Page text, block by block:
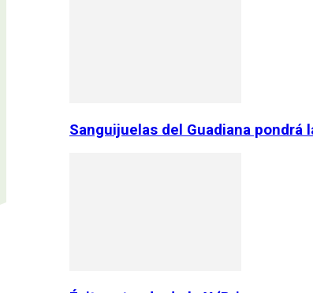
Sanguijuelas del Guadiana pondrá